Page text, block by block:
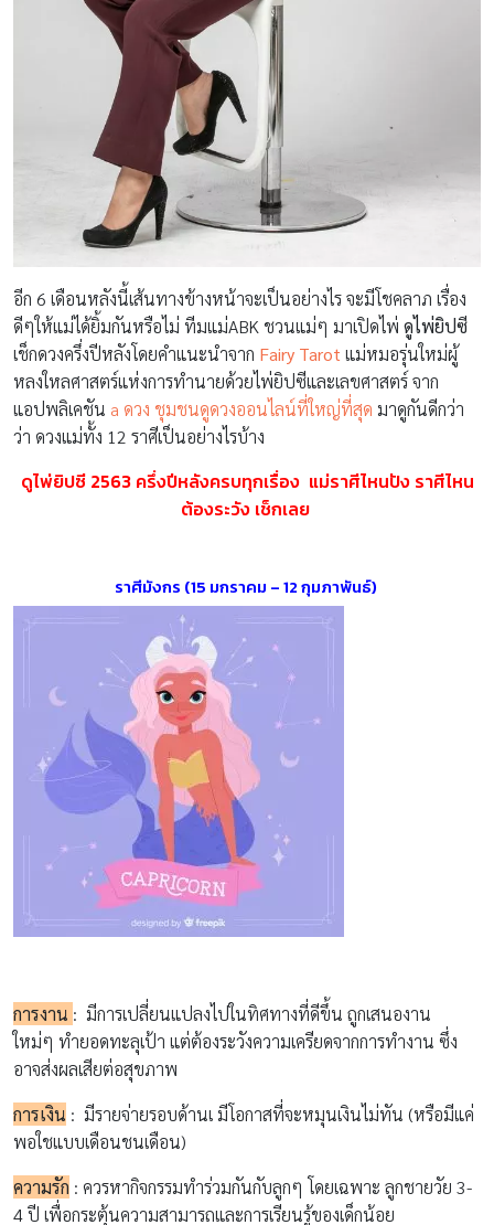
อีก 6 เดือนหลังนี้เส้นทางข้างหน้าจะเป็นอย่างไร จะมีโชคลาภ เรื่อง
ดีๆให้แม่ได้ยิ้มกันหรือไม่ ทีมแม่ABK ชวนแม่ๆ มาเปิดไพ่ ดูไพ่ยิปซ
เช็กดวงครึ่งปีหลังโดยคำแนะนำจาก Fairy Tarot แม่หมอรุ่นใหม่ผู้
หลงใหลศาสตร์แห่งการทำนายด้วยไพ่ยิปซีและเลขศาสตร์ จาก
แอปพลิเคชัน a ดวง ชุมชนดูดวงออนไลน์ที่ใหญ่ที่สุด มาดูกันดีกว่า
ว่า ดวงแม่ทั้ง 12 ราศีเป็นอย่างไรบ้าง
ดูไพ่ยิปซี2563 ครึ่งปีหลังครบทุกเรื่อง แม่ราศีไหนปัง ราศีไหน
ต้องระวัง เช็กเลย
ราศีมังกร (15 มกราคม – 12กุมภาพันธ์)
การงาน : มีการเปลี่ยนแปลงไปในทิศทางที่ดีขึ้น ถูกเสนองาน
ใหม่ๆ ทำยอดทะลุเป้า แต่ต้องระวังความเครียดจากการทำงาน ซึ่ง
อาจส่งผลเสียต่อสุขภาพ
การเงิน : มีรายจ่ายรอบด้านเ มีโอกาสที่จะหมุนเงินไม่ทัน (หรือมีแค่
พอใชแบบเดือนชนเดือน)
ความรัก : ควรหากิจกรรมทำร่วมกันกับลูกๆ โดยเฉพาะ ลูกชายวัย 3-
4ปี เพื่อกระตุ้นความสามารถและการเรียนรู้ของเด็กน้อย